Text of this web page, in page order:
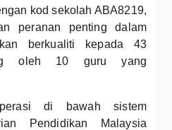
kod sekolah ABA8219,
peranan penting dalam
berkualiti kepada 43
oleh 10 guru yang
di bawah sistem
Pendidikan Malaysia